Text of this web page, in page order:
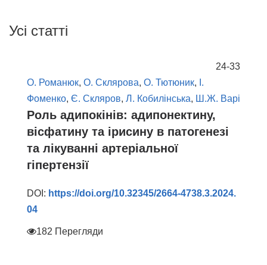
Усі статті
24-33
О. Романюк, О. Склярова, О. Тютюник, І.
Фоменко, Є. Скляров, Л. Кобилінська, Ш.Ж. Варі
Роль адипокінів: адипонектину,
вісфатину та ірисину в патогенезі
та лікуванні артеріальної
гіпертензії
DOI: https://doi.org/10.32345/2664-4738.3.2024.
04
182 Перегляди